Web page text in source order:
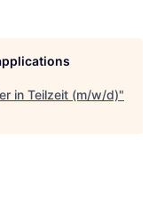
in Teilzeit (m/w/d)"